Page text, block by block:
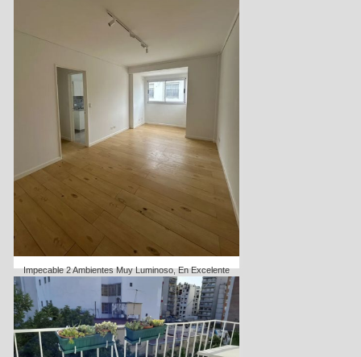
Impecable 2 Ambientes Muy Luminoso, En Excelente
Ubicación, Reciclado A Nuevo.
VENTA
Dormitorios:1
Código1974-66433
USD 119000